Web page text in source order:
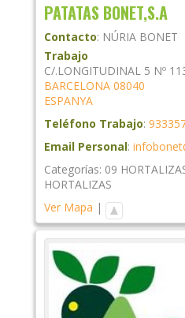
PATATAS BONET,S.A
Contacto: NÚRIA BONET
Trabajo
C/.LONGITUDINAL 5 Nº
BARCELONA 08040
ESPANYA
Teléfono Trabajo:
Email Personal:
Categorías: 09
HORTALIZAS
Ver Mapa |